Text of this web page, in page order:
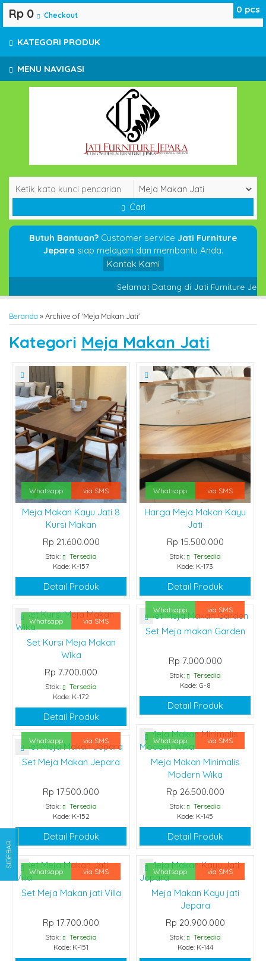
MENU NAVIGASI
Cari
Butuh Bantuan? Customer service Jati Furniture
Jepara siap melayani dan membantu Anda.
Kontak Kami
Selamat Datang di Jati Furniture
Beranda »Archive of 'Meja Makan Jati'
Kategori Meja Makan Jati
Whatsapp via SMS
Meja Makan Kayu Jati 8
Kursi Makan
Rp 21.600.000
Stok:
Tersedia
Kode: K-157
Detail Produk
Whatsapp via SMS
Harga Meja Makan Kayu
Jati
Rp 15.500.000
Stok:
Tersedia
Kode: K-173
Detail Produk
Whatsapp via SMS
Set Kursi Meja Makan
Wika
Rp 7.700.000
Stok:
Tersedia
Kode: K-172
Detail Produk
Whatsapp via SMS
Set Meja makan Garden
Rp 7.000.000
Stok:
Tersedia
Kode: G-8
Detail Produk
Whatsapp via SMS
Meja Makan Minimalis
Modern Wika
Rp 26.500.000
Stok:
Tersedia
Kode: K-145
Detail Produk
Whatsapp via SMS
Set Meja Makan Jepara
Rp 17.500.000
Stok:
Tersedia
Kode: K-152
Detail Produk
Whatsapp via SMS
Set Meja Makan jati Villa
Rp 17.700.000
Stok:
Tersedia
Kode: K-151
Whatsapp via SMS
Meja Makan Kayu jati
Jepara
Rp 20.900.000
Stok:
Tersedia
Kode: K-144
0 pcs
Rp 0 Checkout
KATEGORI PRODUK
SIDEBAR